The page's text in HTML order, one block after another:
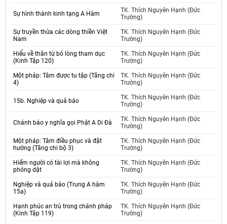
Sự hình thành kinh tạng A Hàm
TK. Thích Nguyên Hạnh (Đức
Trường)
Sự truyền thừa các dòng thiền Việt
Nam
TK. Thích Nguyên Hạnh (Đức
Trường)
Hiểu về thân từ bỏ lòng tham dục
(Kinh Tập 120)
TK. Thích Nguyên Hạnh (Đức
Trường)
Một pháp: Tâm được tu tập (Tăng chi
4)
TK. Thích Nguyên Hạnh (Đức
Trường)
15b. Nghiệp và quả báo
TK. Thích Nguyên Hạnh (Đức
Trường)
Chánh báo y nghĩa gọi Phật A Di Đà
TK. Thích Nguyên Hạnh (Đức
Trường)
Một pháp: Tâm điều phục và đặt
hướng (Tăng chi bộ 3)
TK. Thích Nguyên Hạnh (Đức
Trường)
Hiếm người có tài lợi mà không
phóng dật
TK. Thích Nguyên Hạnh (Đức
Trường)
Nghiệp và quả báo (Trung A hàm
15a)
TK. Thích Nguyên Hạnh (Đức
Trường)
Hạnh phúc an trú trong chánh pháp
(Kinh Tập 119)
TK. Thích Nguyên Hạnh (Đức
Trường)